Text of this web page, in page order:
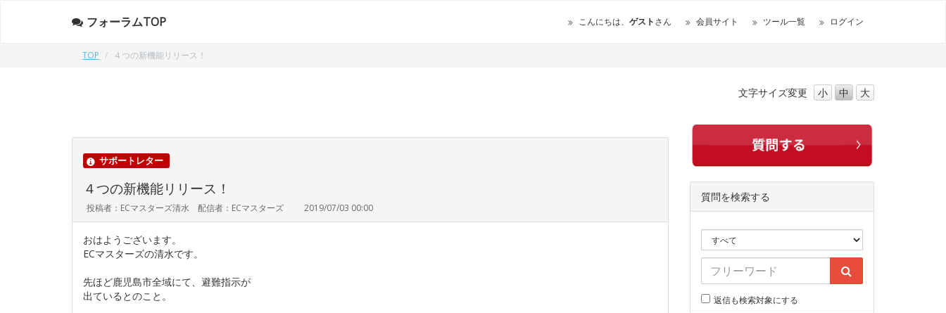
フォーラムTOP こんにちは、 ゲストさん 会員サイト ツール一覧 ログイン
TOP ４つの新機能リリース！
文字サイズ変更 小 中 大
サポートレター
４つの新機能リリース！
投稿者：ECマスターズ清水 配信者：ECマスターズ 2019/07/03 00:00
おはようございます。
ECマスターズの清水です。
先ほど鹿児島市全域にて、避難指示が
出ているとのこと。
質問を検索する
返信も検索対象にする